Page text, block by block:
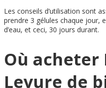
Les conseils d’utilisation sont
prendre 3 gélules chaque jour,
d’eau, et ceci, 30 jours durant.
Où acheter
Levure de